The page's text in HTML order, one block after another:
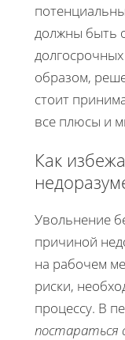
должны быть
образом,
стоит
все плюсы и
Как
Увольнение
причиной
на рабочем
риски,
процессу. В
постараться